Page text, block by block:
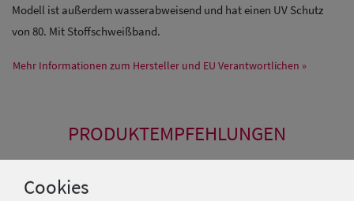
Modell ist außerdem wasserabweisend und hat einen UV Schutz
von 80. Mit Stoffschweißband.
Mehr Informationen zum Hersteller und EU Verantwortlichen »
PRODUKTEMPFEHLUNGEN
Cookies